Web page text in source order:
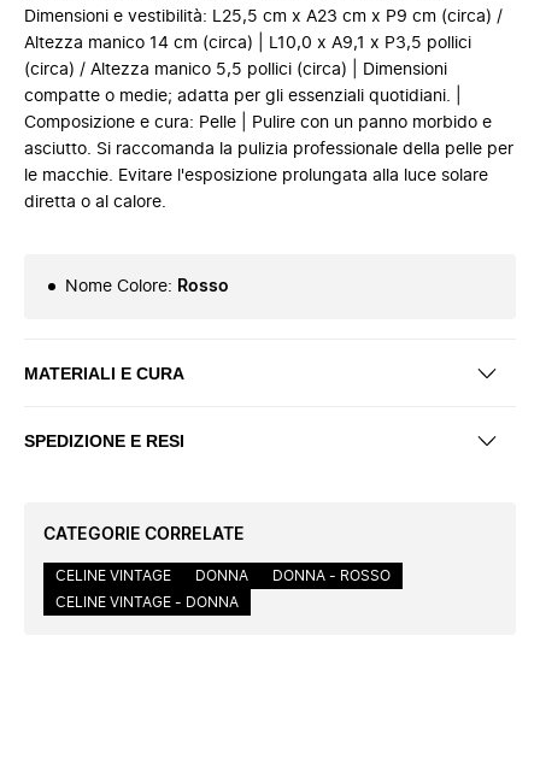
Dimensioni e vestibilità: L25,5 cm x A23 cm x P9 cm (circa) /
Altezza manico 14 cm (circa) | L10,0 x A9,1 x P3,5 pollici
(circa) / Altezza manico 5,5 pollici (circa) | Dimensioni
compatte o medie; adatta per gli essenziali quotidiani. |
Composizione e cura: Pelle | Pulire con un panno morbido e
asciutto. Si raccomanda la pulizia professionale della pelle per
le macchie. Evitare l'esposizione prolungata alla luce solare
diretta o al calore.
Nome Colore: Rosso
MATERIALI E CURA
SPEDIZIONE E RESI
CATEGORIE CORRELATE
CELINE VINTAGE DONNA
DONNA - ROSSO
CELINE VINTAGE - DONNA